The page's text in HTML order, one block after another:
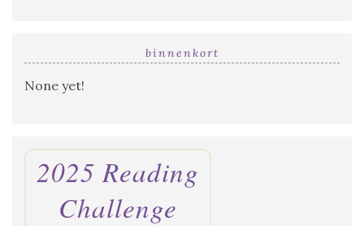
binnenkort
None yet!
2025 Reading
Challenge